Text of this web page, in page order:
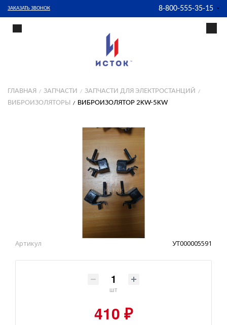
ЗАКАЗАТЬ ЗВОНОК 8-800-555-35-15
ГЛАВНАЯ ЗАПЧАСТИ
ЗАПЧАСТИ ДЛЯ ЭЛЕКТРОСТАНЦИЙ
ВИБРОИЗОЛЯТОРЫ
ВИБРОИЗОЛЯТОР 2KW-5KW
Артикул УТ000005591
шт
410 ₽